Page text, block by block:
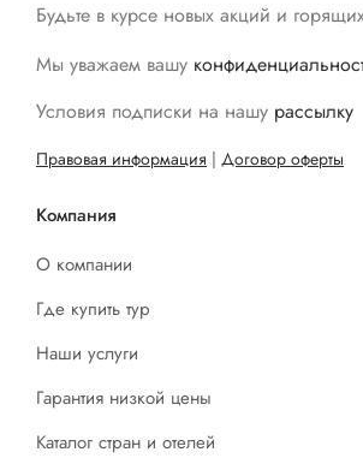
Будьте в курсе новых акций и
Мы уважаем вашу
Условия подписки на нашу рассылку
Правовая информация | Договор оферты
Компания
О компании
Где купить тур
Наши услуги
Гарантия низкой цены
Каталог стран и отелей